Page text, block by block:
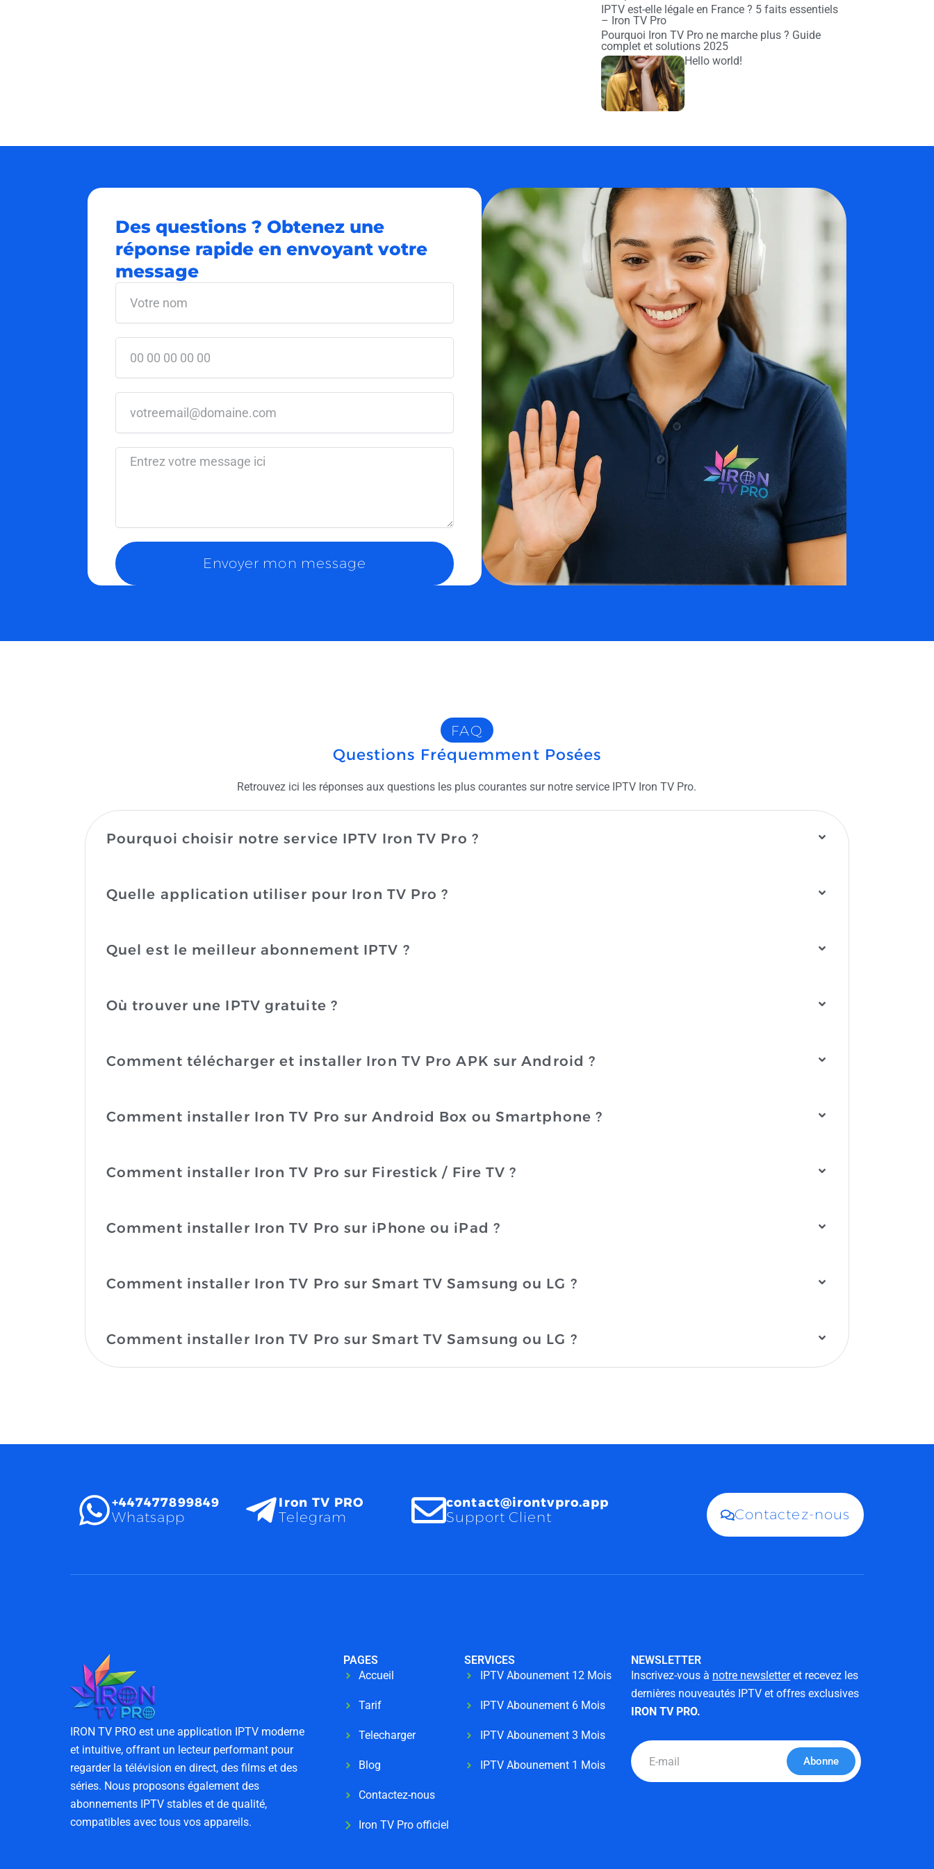
IPTV est-elle légale en France ? 5 faits essentiels
– Iron TV Pro
Pourquoi Iron TV Pro ne marche plus ? Guide
complet et solutions 2025
Hello world!
Des questions ? Obtenez une
réponse rapide en envoyant votre
message
nom
email
Envoyer mon message
FAQ
Questions Fréquemment Posées
Retrouvez ici les réponses aux questions les plus courantes sur notre service IPTV Iron TV Pro.
Pourquoi choisir notre service IPTV Iron TV Pro ?
Quelle application utiliser pour Iron TV Pro ?
Quel est le meilleur abonnement IPTV ?
Où trouver une IPTV gratuite ?
Comment télécharger et installer Iron TV Pro APK sur Android ?
Comment installer Iron TV Pro sur Android Box ou Smartphone ?
Comment installer Iron TV Pro sur Firestick / Fire TV ?
Comment installer Iron TV Pro sur iPhone ou iPad ?
Comment installer Iron TV Pro sur Smart TV Samsung ou LG ?
Comment installer Iron TV Pro sur Smart TV Samsung ou LG ?
+447477899849
Whatsapp
Iron TV PRO
Telegram
contact@irontvpro.app
Support Client Contactez-nous
IRON TV PRO est une application IPTV moderne
et intuitive, offrant un lecteur performant pour
regarder la télévision en direct, des films et des
séries. Nous proposons également des
abonnements IPTV stables et de qualité,
compatibles avec tous vos appareils.
PAGES
Accueil
Tarif
Telecharger
Blog
Contactez-nous
Iron TV Pro officiel
SERVICES
IPTV Abounement 12 Mois
IPTV Abounement 6 Mois
IPTV Abounement 3 Mois
IPTV Abounement 1 Mois
NEWSLETTER
Inscrivez-vous à notre newsletteret recevez les
dernières nouveautés IPTV et offres exclusives
IRON TV PRO.
Abonne